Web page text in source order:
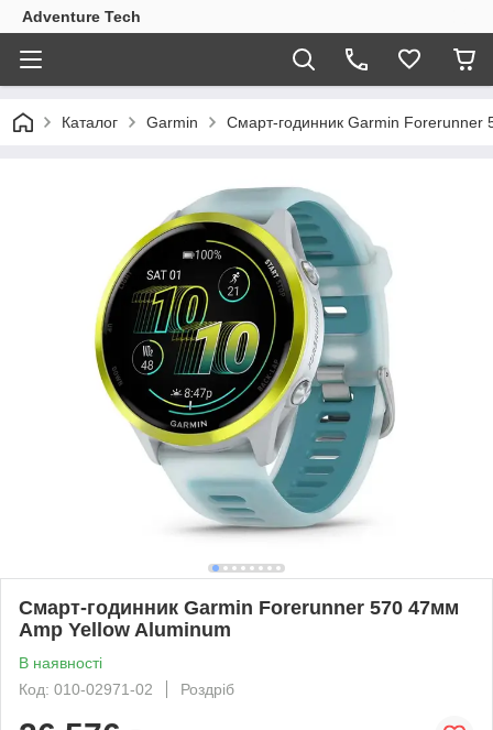
Adventure Tech
Каталог Garmin Смарт-годинник Garmin Forerunner
Смарт-годинник Garmin Forerunner 570 47мм
Amp Yellow Aluminum
В наявності
Код: 010-02971-02
Роздріб